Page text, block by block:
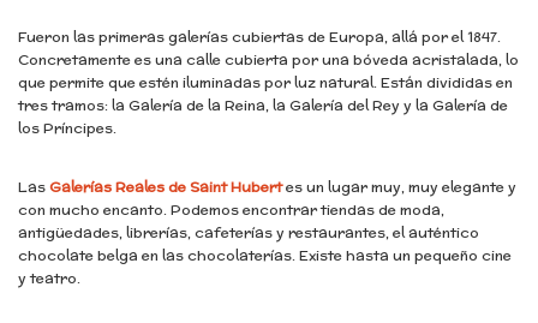
Fueron las primeras galerías cubiertas de Europa, allá por el 1847.
Concretamente es una calle cubierta por una bóveda acristalada, lo
que permite que estén iluminadas por luz natural. Están divididas en
tres tramos: la Galería de la Reina, la Galería del Rey y la Galería de
los Príncipes.
LasGalerías Reales de Saint Hubertes un lugar muy, muy elegante y
con mucho encanto. Podemos encontrar tiendas de moda,
antigüedades, librerías, cafeterías y restaurantes, el auténtico
chocolate belga en las chocolaterías. Existe hasta un pequeño cine
y teatro.